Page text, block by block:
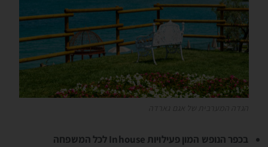
בכפר הנופש המון פעילויות Inhouse לכל המשפחה